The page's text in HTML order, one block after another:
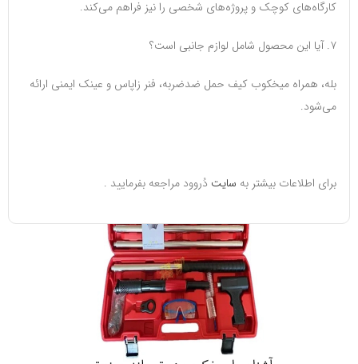
کارگاه‌های کوچک و پروژه‌های شخصی را نیز فراهم می‌کند.
۷. آیا این محصول شامل لوازم جانبی است؟
بله، همراه میخکوب کیف حمل ضدضربه، فنر زاپاس و عینک ایمنی ارائه
می‌شود.
برای اطلاعات بیشتر به سایت دُروود مراجعه بفرمایید .